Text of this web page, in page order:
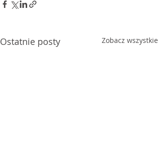
Ostatnie posty Zobacz wszystkie